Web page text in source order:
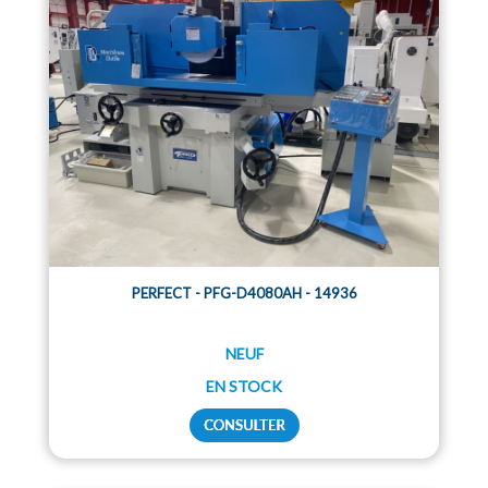
PERFECT - PFG-D4080AH - 14936
NEUF
EN STOCK